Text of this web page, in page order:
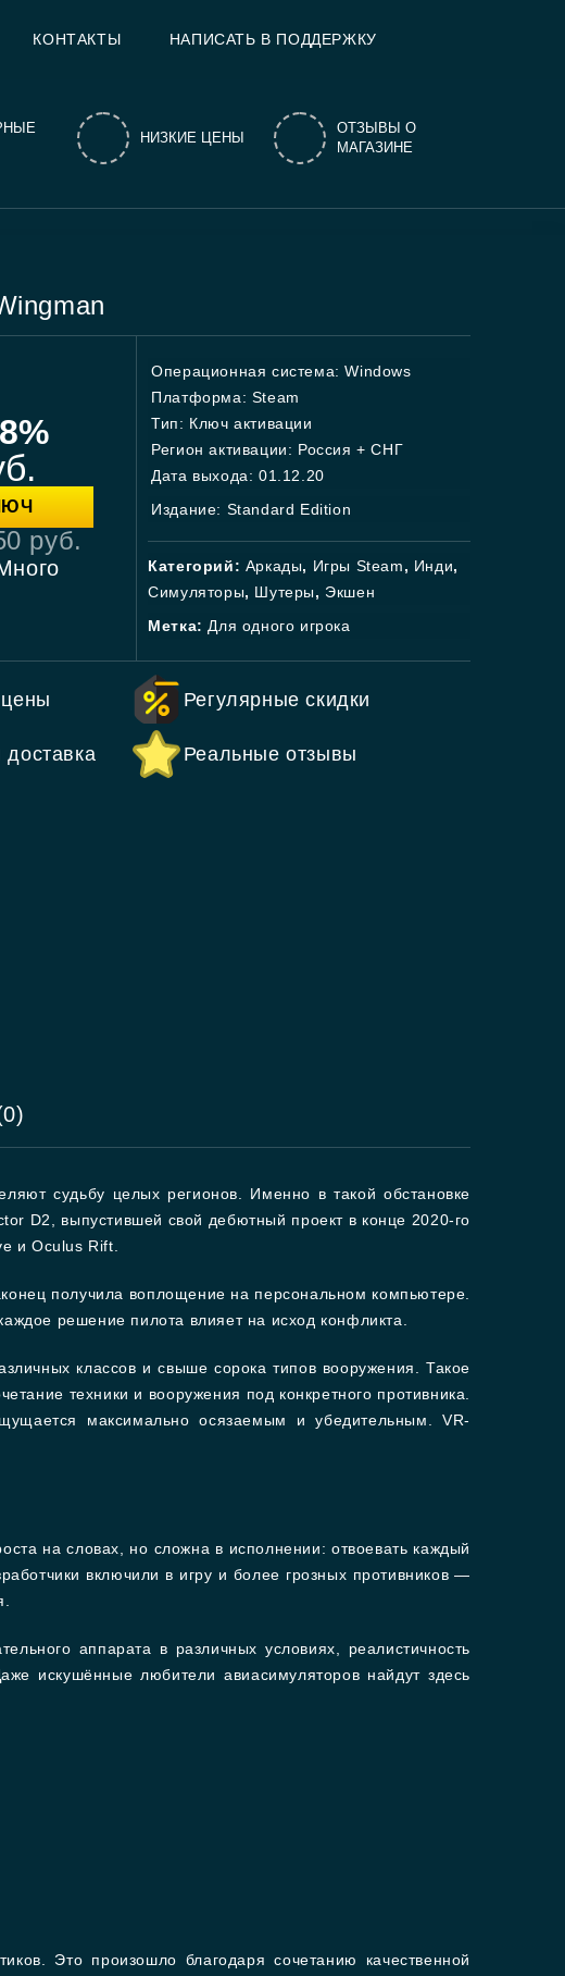
КОНТАКТЫ НАПИСАТЬ В ПОДДЕРЖКУ
НИЗКИЕ ЦЕНЫ
ОТЗЫВЫ О
МАГАЗИНЕ
руб.
Операционная система: Windows
Платформа: Steam
Тип: Ключ активации
Регион активации: Россия + СНГ
Дата выхода: 01.12.20
Издание: Standard Edition
Категорий: Аркады, Игры Steam, Инди,
Симуляторы, Шутеры, Экшен
Метка: Для одного игрока
Регулярные скидки
Реальные отзывы
судьбу целых регионов. Именно в такой обстановке
D2, выпустившей свой дебютный проект в конце 2020-го
и Oculus Rift.
получила воплощение на персональном компьютере.
решение пилота влияет на исход конфликта.
классов и свыше сорока типов вооружения. Такое
техники и вооружения под конкретного противника.
максимально осязаемым и убедительным. VR-
на словах, но сложна в исполнении: отвоевать каждый
включили в игру и более грозных противников —
аппарата в различных условиях, реалистичность
искушённые любители авиасимуляторов найдут здесь
Это произошло благодаря сочетанию качественной